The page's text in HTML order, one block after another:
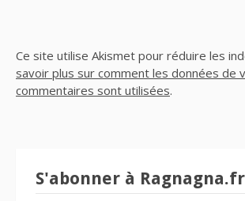
Ce site utilise Akismet pour réduire les
savoir plus sur comment les données de
commentaires sont utilisées.
S'abonner à Ragnagna.fr